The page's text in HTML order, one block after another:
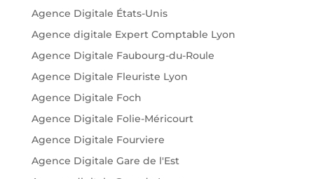
Agence Digitale États-Unis
Agence digitale Expert Comptable Lyon
Agence Digitale Faubourg-du-Roule
Agence Digitale Fleuriste Lyon
Agence Digitale Foch
Agence Digitale Folie-Méricourt
Agence Digitale Fourviere
Agence Digitale Gare de l'Est